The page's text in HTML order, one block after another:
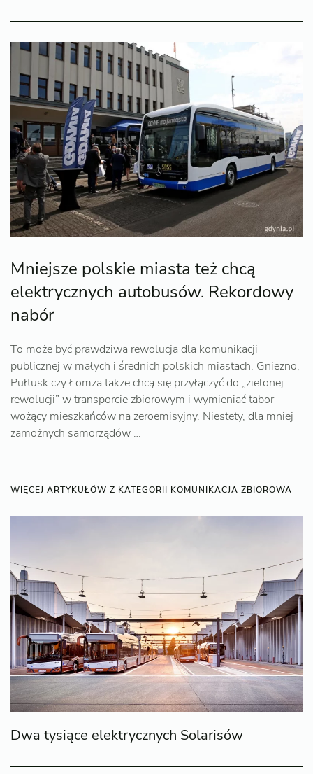
Mniejsze polskie miasta też chcą
elektrycznych autobusów. Rekordowy
nabór
To może być prawdziwa rewolucja dla komunikacji
publicznej w małych i średnich polskich miastach. Gniezno,
Pułtusk czy Łomża także chcą się przyłączyć do „zielonej
rewolucji” w transporcie zbiorowym i wymieniać tabor
wożący mieszkańców na zeroemisyjny. Niestety, dla mniej
zamożnych samorządów …
WIĘCEJ ARTYKUŁÓW Z KATEGORII KOMUNIKACJA ZBIOROWA
Dwa tysiące elektrycznych Solarisów